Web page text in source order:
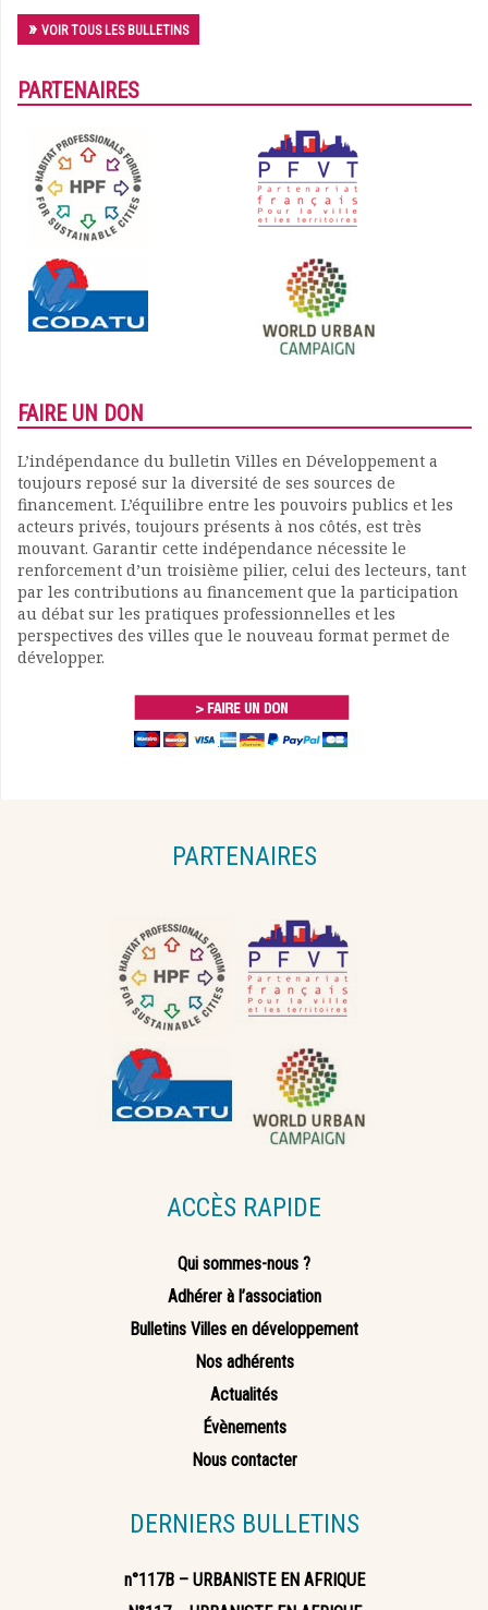
VOIR TOUS LES BULLETINS
PARTENAIRES
FAIRE UN DON
L’indépendance du bulletin Villes en Développement a
toujours reposé sur la diversité de ses sources de
financement. L’équilibre entre les pouvoirs publics et les
acteurs privés, toujours présents à nos côtés, est très
mouvant. Garantir cette indépendance nécessite le
renforcement d’un troisième pilier, celui des lecteurs, tant
par les contributions au financement que la participation
au débat sur les pratiques professionnelles et les
perspectives des villes que le nouveau format permet de
développer.
PARTENAIRES
ACCÈS RAPIDE
Qui sommes-nous ?
Adhérer à l’association
Bulletins Villes en développement
Nos adhérents
Actualités
Évènements
Nous contacter
DERNIERS BULLETINS
n°117B – URBANISTE EN AFRIQUE